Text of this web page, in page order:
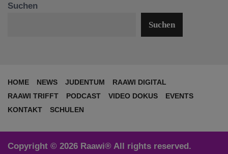
Suchen
Suchen
HOME NEWS JUDENTUM
RAAWI DIGITAL
RAAWI TRIFFT
PODCAST VIDEO DOKUS
EVENTS
KONTAKT
SCHULEN
Copyright © 2026 Raawi® All rights reserved.